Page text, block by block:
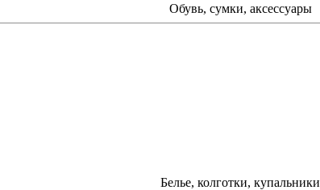
Обувь, сумки, аксессуары
Белье, колготки, купальники